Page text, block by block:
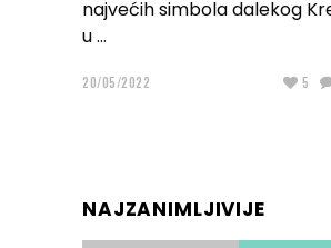
najvećih simbola dalekog
u
20/05/2022 5
NAJZANIMLJIVIJE